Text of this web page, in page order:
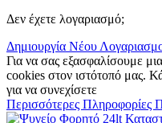
Δεν έχετε λογαριασμό;
Δημιουργία Νέου
Για να σας εξασφαλίσουμε
cookies στον ιστότοπό μας.
για να συνεχίσετε
Περισσότερες Πληροφορίες